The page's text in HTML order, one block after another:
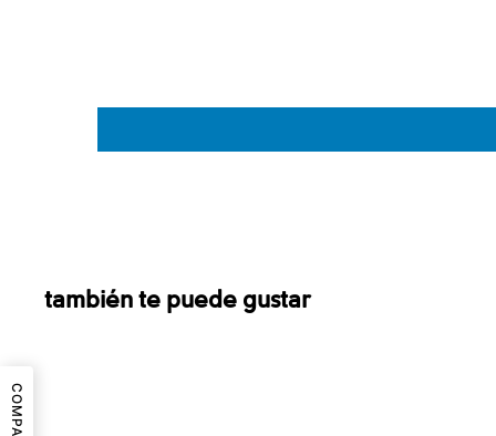
también te puede gustar